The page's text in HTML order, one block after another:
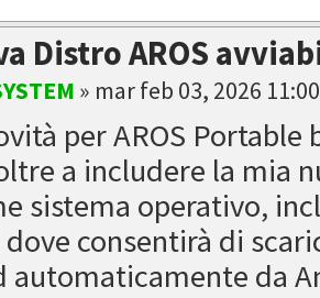
Distro AROS
» mar feb 03, 2026
per AROS Portable
a includere la mia
sistema operativo,
consentirà di
automaticamente da